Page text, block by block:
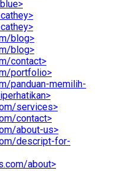
blog>
blog>
contact>
portfolio>
panduan-memilih-
services>
contact>
about-us>
descript-for-
about>